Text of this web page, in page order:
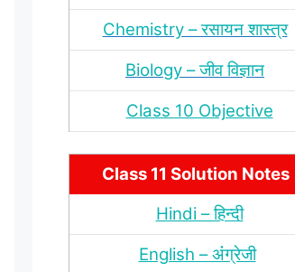
Chemistry – रसायन शास्‍त्र
Biology – जीव विज्ञान
Class 10 Objective
Class 11 Solution Notes
Hindi – हिन्‍दी
English – अंंग्रेजी